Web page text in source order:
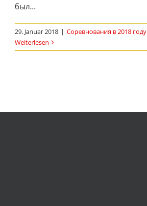
был...
29. Januar 2018 | Соревнования в 2018 году
Weiterlesen